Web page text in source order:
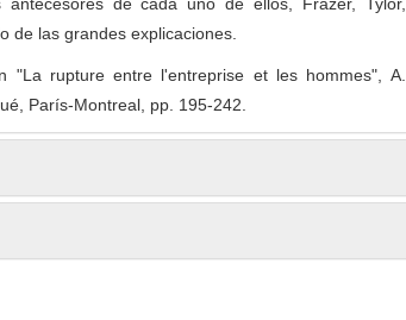
de cada uno de ellos, Frazer, Tylor,
de las grandes explicaciones.
"La rupture entre l'entreprise et les hommes", A.
París-Montreal, pp. 195-242.